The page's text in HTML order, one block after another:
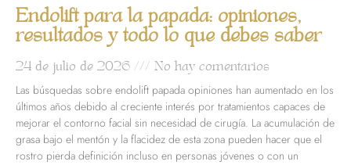
Endolift para la papada: opiniones,
resultados y todo lo que debes saber
24 de julio de 2026 No hay comentarios
Las búsquedas sobre endolift papada opiniones han aumentado en los
últimos años debido al creciente interés por tratamientos capaces de
mejorar el contorno facial sin necesidad de cirugía. La acumulación de
grasa bajo el mentón y la flacidez de esta zona pueden hacer que el
rostro pierda definición incluso en personas jóvenes o con un